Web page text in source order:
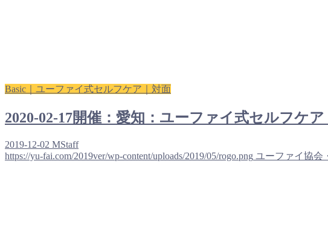
Basic｜ユーファイ式セルフケア｜対面
2020-02-17開催：愛知：ユーファイ式セルフケ
2019-12-02 MStaff
https://yu-fai.com/2019ver/wp-content/uploads/2019/05/rogo.png ユーファイ協会